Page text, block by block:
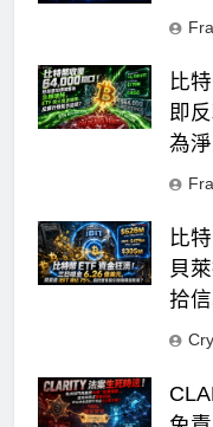
比
即
為
比
貝
拾